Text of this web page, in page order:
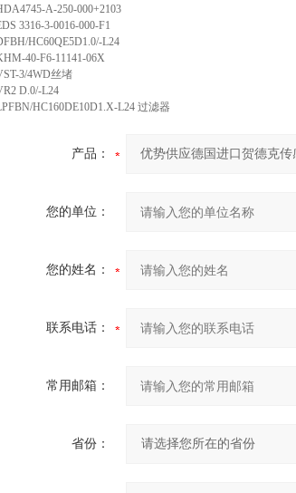
A-250-000+2103
3316-3-0016-000-F1
HC60QE5D1.0/-L24
40-F6-11141-06X
3/4WD丝堵
D.0/-L24
HC160DE10D1.X-L24 过滤器
产品：
您的单位：
您的姓名：
联系电话：
常用邮箱：
省份：